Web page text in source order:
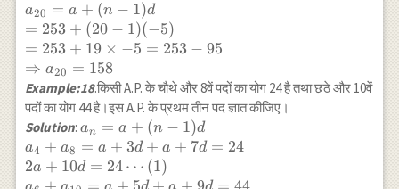
{5}
\Rightarrow
n-1=50
\Rightarrow
n=51
a_{20}=a+
(n-1) d \\
=253+(20-
1)(-5) \\
=253+19
\times-5
=253-95 \\
\Rightarrow
a_{20}=158
a20 = a + (n − 1)d
= 253 + (20 − 1)(−5)
= 253 + 19 × −5 = 253 − 95
⇒ a20 = 158
Example:18.किसी A.P. के चौथे और 8वें पदों का योग 24 है तथा छठे और 10वें
पदों का योग 44 है।इस A.P. के प्रथम तीन पद ज्ञात कीजिए।
Solution: a_n=a+(n-1) d \\
a_{4}+a_{8}=a+3
d+a+7 d=24 \\ 2
a+10 d=24
an = a + (n − 1)d
a4 + a8 = a + 3d + a + 7d = 24
2a + 10d = 24⋯ (1)